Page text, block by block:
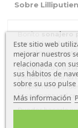
Sobre
Bonitosonajero
para colocarlo en
con el
Es perfecto para
pequeños, por su
simplemente
la campana y el
Puedes hacerle
juguetes de la
Este sitio web
mejorar nuestros
relacionada con
sus hábitos de
sobre su uso
Más información